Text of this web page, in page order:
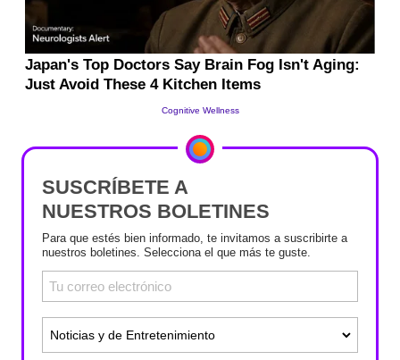
SUSCRÍBETE A
NUESTROS BOLETINES
Para que estés bien informado, te invitamos a suscribirte a
nuestros boletines. Selecciona el que más te guste.